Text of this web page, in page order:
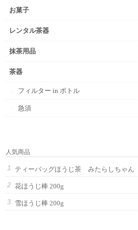
お菓子
レンタル茶器
抹茶用品
茶器
フィルター in ボトル
急須
人気商品
ティーバッグほうじ茶 みたらしちゃ
花ほうじ棒 200g
雪ほうじ棒 200g